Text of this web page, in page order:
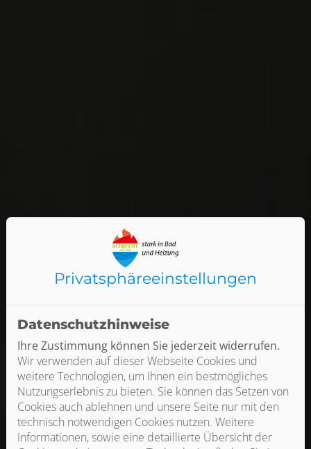
Privatsphäre­einstellungen
Datenschutzhinweise
Ihre Zustimmung können Sie jederzeit widerrufen.
Wir verwenden auf dieser Webseite Cookies und
weitere Technologien, um Ihnen ein bestmögliches
Nutzungserlebnis zu bieten. Sie können das Setzen von
Cookies auch ablehnen und unsere Seite nur mit den
technisch notwendigen Cookies nutzen. Weitere
Informationen, sowie eine detaillierte Übersicht der